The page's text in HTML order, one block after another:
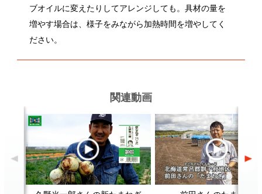
久野光一郎さんの新たまねぎ 前田さんのたまねぎ
関連レシピ
親子丼 肉じゃが